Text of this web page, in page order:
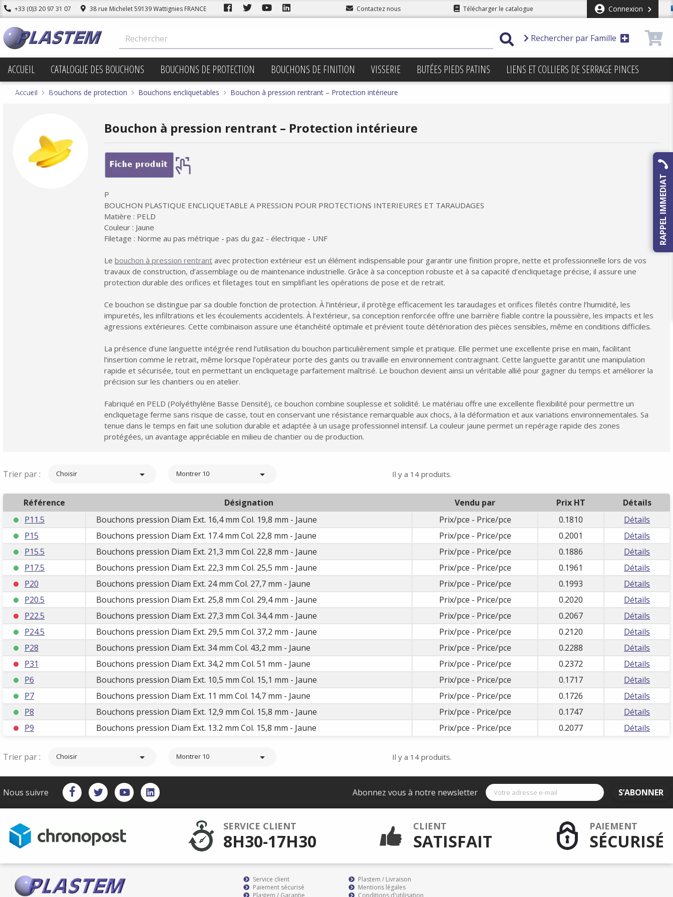
+33 (0)3 20 97 31 07 38 rue Michelet 59139 Wattignies FRANCE Contactez nous Télécharger le catalogue Connexion
Rechercher par Famille 0
ACCUEIL CATALOGUE DES BOUCHONS BOUCHONS DE PROTECTION BOUCHONS DE FINITION VISSERIE BUTÉES PIEDS PATINS
LIENS ET COLLIERS DE SERRAGE PINCES
PROMOTIONS
Accueil Bouchons de protection Bouchons encliquetables Bouchon à pression rentrant – Protection intérieure
Bouchon à pression rentrant – Protection intérieure
P
BOUCHON PLASTIQUE ENCLIQUETABLE A PRESSION POUR PROTECTIONS INTERIEURES ET TARAUDAGES
Matière : PELD
Couleur : Jaune
Filetage : Norme au pas métrique - pas du gaz - électrique - UNF
Le bouchon à pression rentrant avec protection extérieur est un élément indispensable pour garantir une finition propre, nette et professionnelle lors de vos
travaux de construction, d’assemblage ou de maintenance industrielle. Grâce à sa conception robuste et à sa capacité d’encliquetage précise, il assure une
protection durable des orifices et filetages tout en simplifiant les opérations de pose et de retrait.
Ce bouchon se distingue par sa double fonction de protection. À l’intérieur, il protège efficacement les taraudages et orifices filetés contre l’humidité, les
impuretés, les infiltrations et les écoulements accidentels. À l’extérieur, sa conception renforcée offre une barrière fiable contre la poussière, les impacts et les
agressions extérieures. Cette combinaison assure une étanchéité optimale et prévient toute détérioration des pièces sensibles, même en conditions difficiles.
La présence d’une languette intégrée rend l’utilisation du bouchon particulièrement simple et pratique. Elle permet une excellente prise en main, facilitant
l’insertion comme le retrait, même lorsque l’opérateur porte des gants ou travaille en environnement contraignant. Cette languette garantit une manipulation
rapide et sécurisée, tout en permettant un encliquetage parfaitement maîtrisé. Le bouchon devient ainsi un véritable allié pour gagner du temps et améliorer la
précision sur les chantiers ou en atelier.
Fabriqué en PELD (Polyéthylène Basse Densité), ce bouchon combine souplesse et solidité. Le matériau offre une excellente flexibilité pour permettre un
encliquetage ferme sans risque de casse, tout en conservant une résistance remarquable aux chocs, à la déformation et aux variations environnementales. Sa
tenue dans le temps en fait une solution durable et adaptée à un usage professionnel intensif. La couleur jaune permet un repérage rapide des zones
protégées, un avantage appréciable en milieu de chantier ou de production.
Trier par : Choisir  Montrer 10  Il y a 14 produits.
Référence Désignation Vendu par Prix HT
Détails
P11.5
Bouchons pression Diam Ext. 16,4 mm Col. 19,8 mm - Jaune Prix/pce - Price/pce 0.1810
Détails
P15
Bouchons pression Diam Ext. 17.4 mm Col. 22,8 mm - Jaune Prix/pce - Price/pce 0.2001
Détails
P15.5
Bouchons pression Diam Ext. 21,3 mm Col. 22,8 mm - Jaune Prix/pce - Price/pce 0.1886
Détails
P17.5
Bouchons pression Diam Ext. 22,3 mm Col. 25,5 mm - Jaune Prix/pce - Price/pce 0.1961
Détails
P20
Bouchons pression Diam Ext. 24 mm Col. 27,7 mm - Jaune Prix/pce - Price/pce 0.1993
Détails
P20.5
Bouchons pression Diam Ext. 25,8 mm Col. 29,4 mm - Jaune Prix/pce - Price/pce 0.2020
Détails
P22.5
Bouchons pression Diam Ext. 27,3 mm Col. 34,4 mm - Jaune Prix/pce - Price/pce 0.2067
Détails
P24.5
Bouchons pression Diam Ext. 29,5 mm Col. 37,2 mm - Jaune Prix/pce - Price/pce 0.2120
Détails
P28
Bouchons pression Diam Ext. 34 mm Col. 43,2 mm - Jaune Prix/pce - Price/pce 0.2288
Détails
P31
Bouchons pression Diam Ext. 34,2 mm Col. 51 mm - Jaune Prix/pce - Price/pce 0.2372
Détails
P6
Bouchons pression Diam Ext. 10,5 mm Col. 15,1 mm - Jaune Prix/pce - Price/pce 0.1717
Détails
P7
Bouchons pression Diam Ext. 11 mm Col. 14,7 mm - Jaune Prix/pce - Price/pce 0.1726
Détails
P8
Bouchons pression Diam Ext. 12,9 mm Col. 15,8 mm - Jaune Prix/pce - Price/pce 0.1747
Détails
P9
Bouchons pression Diam Ext. 13.2 mm Col. 15,8 mm - Jaune Prix/pce - Price/pce 0.2077 Détails
Trier par : Choisir  Montrer 10  Il y a 14 produits.
Nous suivre Abonnez vous à notre newsletter S’ABONNER
SERVICE CLIENT
8H30-17H30
CLIENT
SATISFAIT
PAIEMENT
SÉCURISÉ
Service client
Paiement sécurisé
Plastem / Garantie
Plastem / Livraison
Mentions légales
Conditions d'utilisation
RAPPEL IMMEDIAT